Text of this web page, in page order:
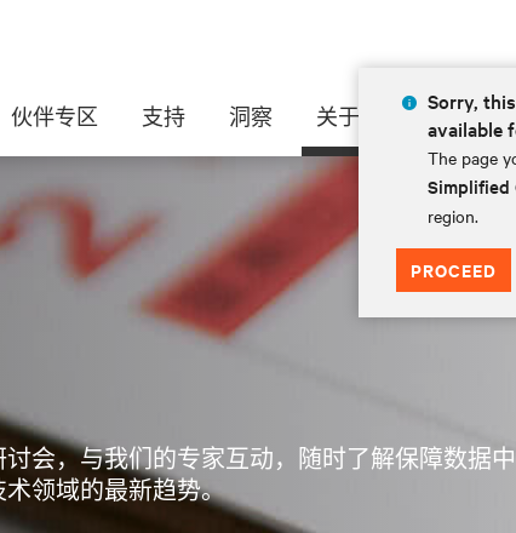
Sorry,
available
The page
Simplified
region.
PROCEED
伙伴专区 支持 洞察 关于
会，与我们的专家互动，随时了解保障数据
领域的最新趋势。